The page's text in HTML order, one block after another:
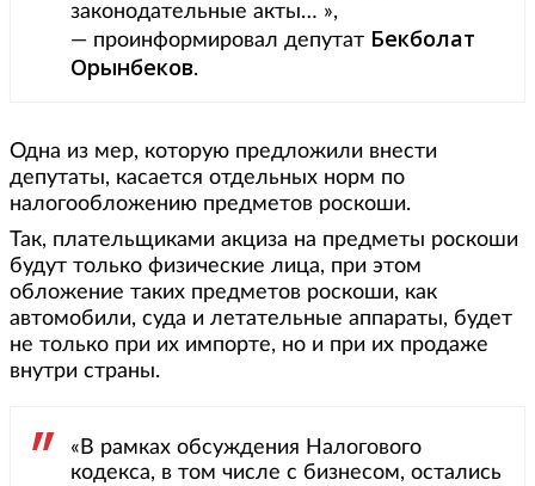
законодательные акты… »,
— проинформировал депутат Бекболат
Орынбеков.
Одна из мер, которую предложили внести
депутаты, касается отдельных норм по
налогообложению предметов роскоши.
Так, плательщиками акциза на предметы роскоши
будут только физические лица, при этом
обложение таких предметов роскоши, как
автомобили, суда и летательные аппараты, будет
не только при их импорте, но и при их продаже
внутри страны.
«В рамках обсуждения Налогового
кодекса, в том числе с бизнесом, остались